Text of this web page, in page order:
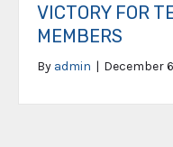
VICTORY FOR
MEMBERS
By admin | December